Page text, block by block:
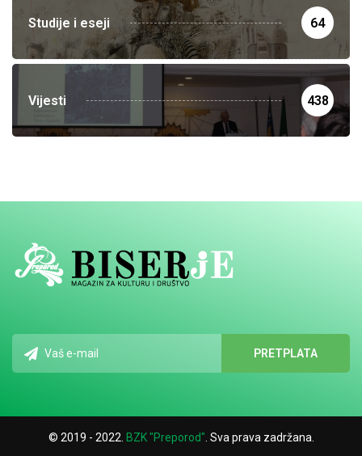
Studije i eseji 64
Vijesti 438
© 2019 - 2022. BZK "Preporod". Sva prava zadržana.